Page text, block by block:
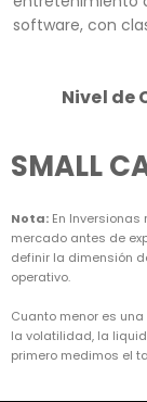
software, con
Nivel de
SMALL
Nota: En
mercado antes de
definir la dimensión
operativo.
Cuanto menor es
la volatilidad, la
primero medimos el